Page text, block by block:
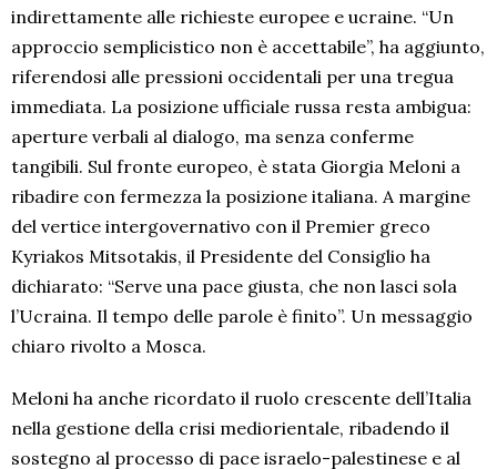
indirettamente alle richieste europee e ucraine. “Un
approccio semplicistico non è accettabile”, ha aggiunto,
riferendosi alle pressioni occidentali per una tregua
immediata. La posizione ufficiale russa resta ambigua:
aperture verbali al dialogo, ma senza conferme
tangibili. Sul fronte europeo, è stata Giorgia Meloni a
ribadire con fermezza la posizione italiana. A margine
del vertice intergovernativo con il Premier greco
Kyriakos Mitsotakis, il Presidente del Consiglio ha
dichiarato: “Serve una pace giusta, che non lasci sola
l’Ucraina. Il tempo delle parole è finito”. Un messaggio
chiaro rivolto a Mosca.
Meloni ha anche ricordato il ruolo crescente dell’Italia
nella gestione della crisi mediorientale, ribadendo il
sostegno al processo di pace israelo-palestinese e al